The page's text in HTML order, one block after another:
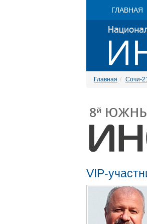
ГЛАВНАЯ
Главная Сочи-
VIP-